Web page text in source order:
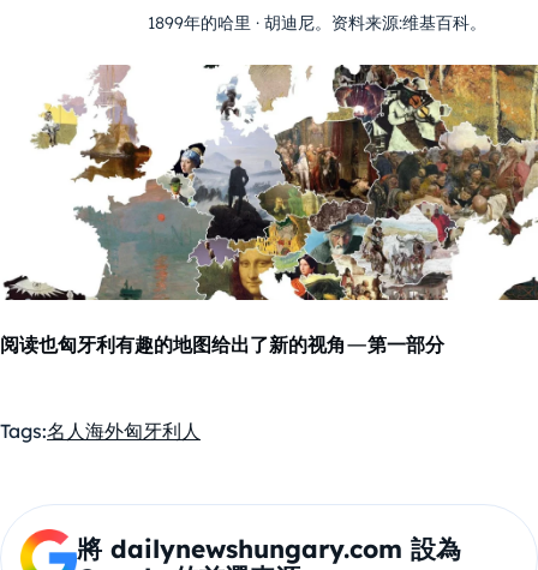
1899年的哈里 · 胡迪尼。资料来源:维基百科。
阅读也匈牙利有趣的地图给出了新的视角—第一部分
Tags:名人海外匈牙利人
將 dailynewshungary.com 設為